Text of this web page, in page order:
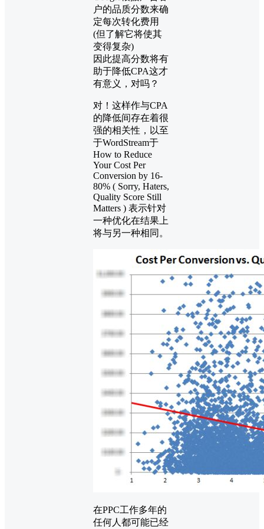
户的品质分数来确
定每次转化费用
(但了解它将使其
变得复杂)
因此提高分数将有
助于降低CPA这才
有意义，对吗？
对！这样作与CPA
的降低间存在着很
强的相关性，以至
于WordStream于
How to Reduce
Your Cost Per
Conversion by 16-
80% ( Sorry, Haters,
Quality Score Still
Matters ) 表示针对
一种优化在结果上
将与另一种相同。
在PPC工作多年的
任何人都可能已经